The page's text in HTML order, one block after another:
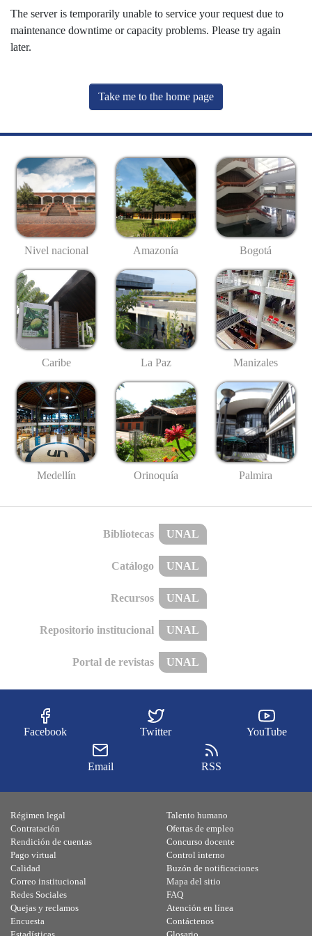
The server is temporarily unable to service your request due to
maintenance downtime or capacity problems. Please try again
later.
Take me to the home page
Nivel nacional Amazonía Bogotá
Caribe La Paz Manizales
Medellín Orinoquía Palmira
Bibliotecas UNAL
Catálogo UNAL
Recursos UNAL
Repositorio institucional UNAL
Portal de revistas UNAL
Facebook Twitter YouTube
Email RSS
Régimen legal
Contratación
Rendición de cuentas
Pago virtual
Calidad
Talento humano
Ofertas de empleo
Concurso docente
Control interno
Buzón de notificaciones
Correo institucional
Redes Sociales
Quejas y reclamos
Encuesta
Mapa del sitio
FAQ
Atención en línea
Contáctenos